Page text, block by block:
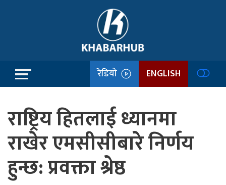
रेडियो ENGLISH
राष्ट्रिय हितलाई ध्यानमा
राखेर एमसीसीबारे निर्णय
हुन्छ: प्रवक्ता श्रेष्ठ